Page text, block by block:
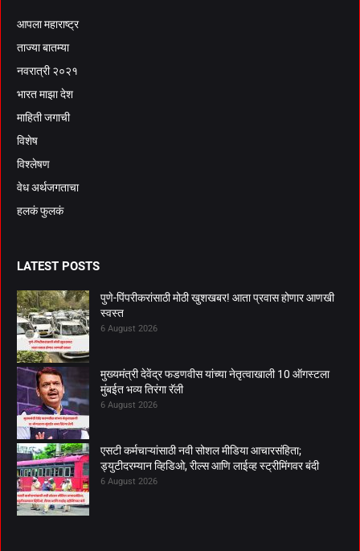
आपला महाराष्ट्र
ताज्या बातम्या
नवरात्री २०२१
भारत माझा देश
माहिती जगाची
विशेष
विश्लेषण
वेध अर्थजगताचा
हलकं फुलकं
LATEST POSTS
पुणे-पिंपरीकरांसाठी मोठी खुशखबर! आता प्रवास होणार आणखी
स्वस्त
6 August 2026
मुख्यमंत्री देवेंद्र फडणवीस यांच्या नेतृत्वाखाली 10 ऑगस्टला
मुंबईत भव्य तिरंगा रॅली
6 August 2026
एसटी कर्मचाऱ्यांसाठी नवी सोशल मीडिया आचारसंहिता;
ड्युटीदरम्यान व्हिडिओ, रील्स आणि लाईव्ह स्ट्रीमिंगवर बंदी
6 August 2026